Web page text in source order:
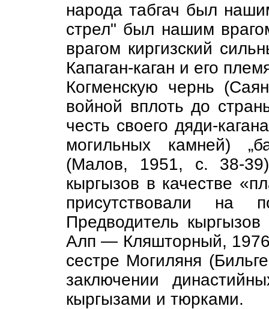
народа табгач был
стрел" был нашим
врагом киргизский
Капаган-каган и его
Когменскую чернь
войной вплоть до
честь своего дяди-
могильных камней)
(Малов, 1951, с. 38-
кыргызов в качестве
присутствовали на
Предводитель
Алп — Кляшторный,
сестре Могиляня
заключении
кыргызами и тюрками.